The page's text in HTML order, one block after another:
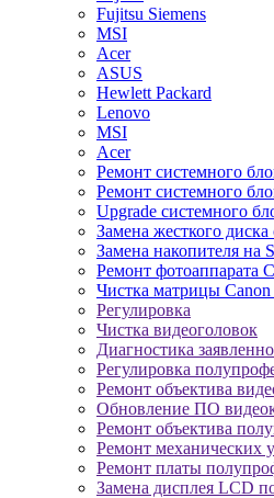
Fujitsu Siemens
MSI
Acer
ASUS
Hewlett Packard
Lenovo
MSI
Acer
Ремонт системного
Ремонт системного
Upgrade системного
Замена жесткого
Замена накопителя на
Ремонт фотоаппарата
Чистка матрицы
Регулировка
Чистка видеоголовок
Диагностика
Регулировка
Ремонт объектива
Обновление ПО
Ремонт объектива
Ремонт механических
Ремонт платы
Замена дисплея LCD